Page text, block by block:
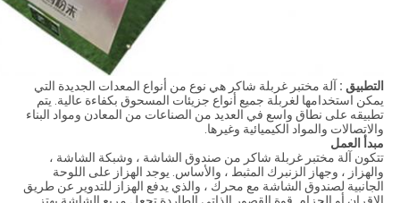
التطبيق : آلة مختبر غربلة شاكر هي نوع من أنواع المعدات الجديدة التي
يمكن استخدامها لغربلة جميع أنواع جزيئات المسحوق بكفاءة عالية. يتم
تطبيقه على نطاق واسع في العديد من الصناعات من المعادن ومواد البناء
والاتصالات والمواد الكيميائية وغيرها.
مبدأ العمل
تتكون آلة مختبر غربلة شاكر من صندوق الشاشة ، وشبكة الشاشة ،
والهزاز ، وجهاز الزنبرك المثبط ، والأساس. يوجد الهزاز على اللوحة
الجانبية لصندوق الشاشة مع محرك ، والذي يدفع الهزاز للتدوير عن طريق